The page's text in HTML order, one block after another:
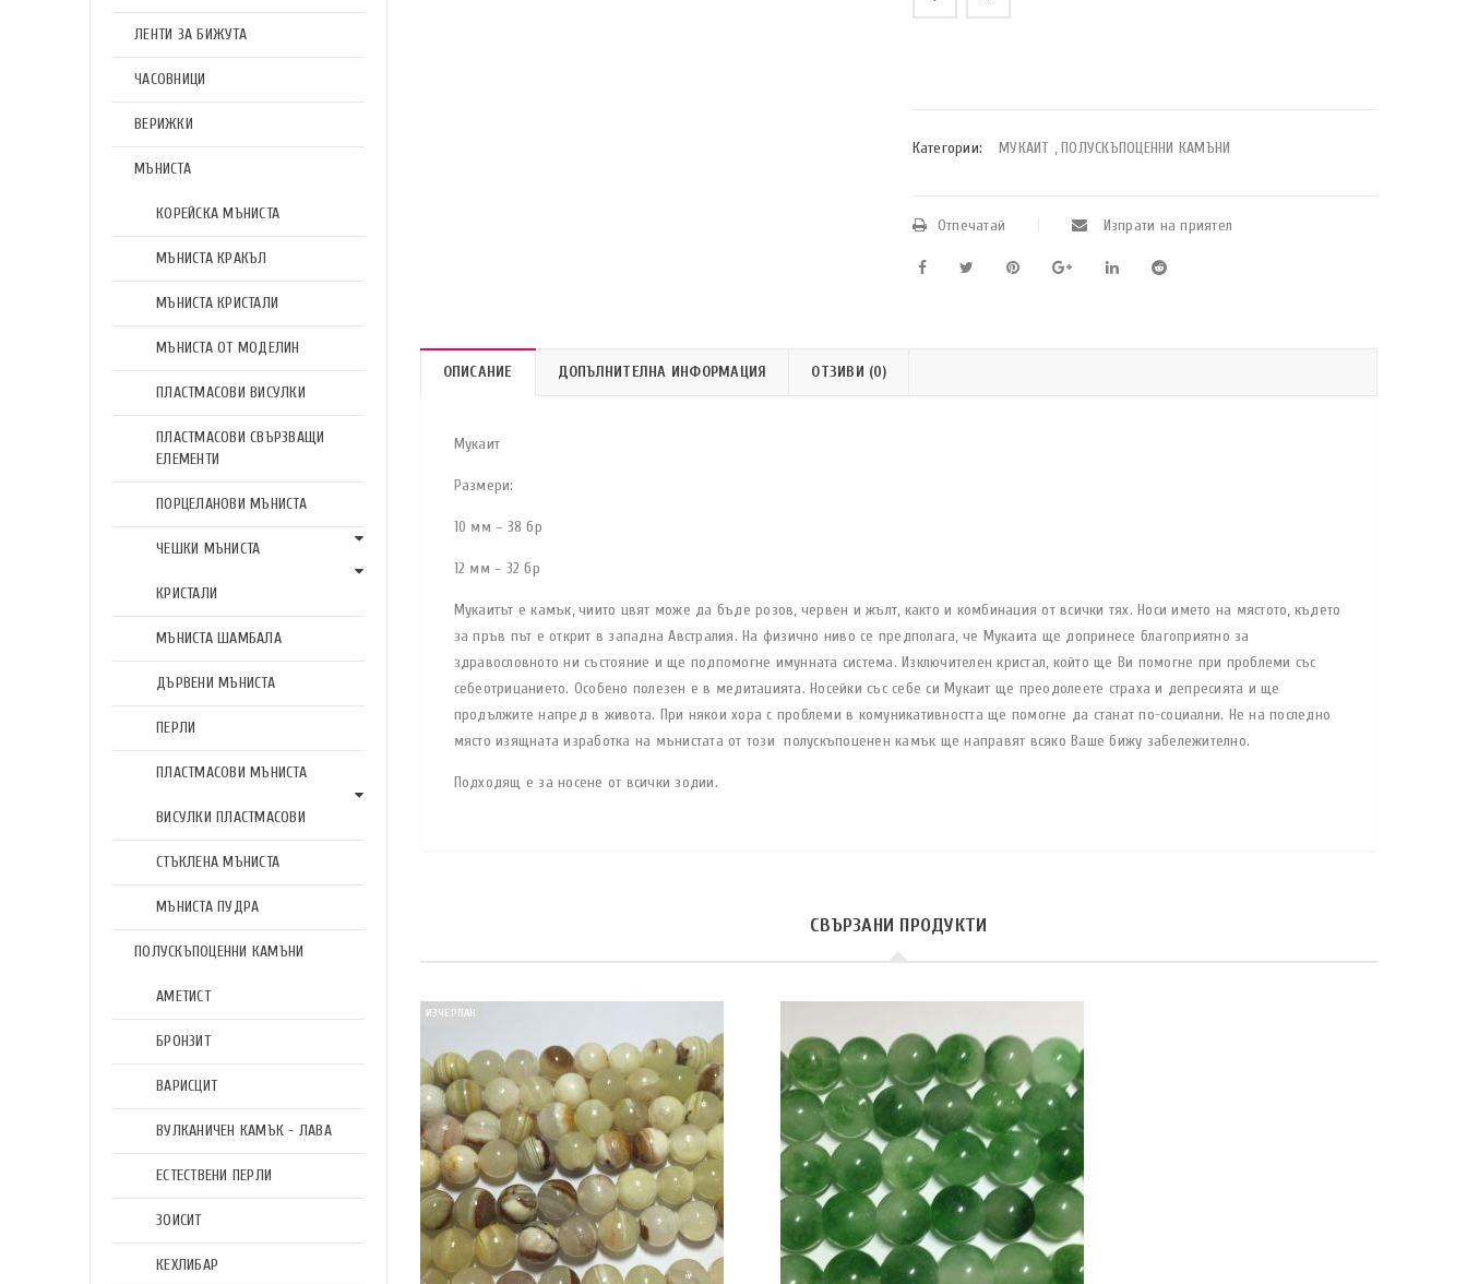
ЛЕНТИ ЗА БИЖУТА
ЧАСОВНИЦИ
ВЕРИЖКИ
МЪНИСТА
КОРЕЙСКА МЪНИСТА
МЪНИСТА КРАКЪЛ
МЪНИСТА КРИСТАЛИ
МЪНИСТА ОТ МОДЕЛИН
ПЛАСТМАСОВИ ВИСУЛКИ
ПЛАСТМАСОВИ СВЪРЗВАЩИ
ЕЛЕМЕНТИ
ПОРЦЕЛАНОВИ МЪНИСТА
ЧЕШКИ МЪНИСТА
КРИСТАЛИ
МЪНИСТА ШАМБАЛА
ДЪРВЕНИ МЪНИСТА
ПЕРЛИ
ПЛАСТМАСОВИ МЪНИСТА
ВИСУЛКИ ПЛАСТМАСОВИ
СТЪКЛЕНА МЪНИСТА
МЪНИСТА ПУДРА
ПОЛУСКЪПОЦЕННИ КАМЪНИ
АМЕТИСТ
БРОНЗИТ
ВАРИСЦИТ
ВУЛКАНИЧЕН КАМЪК - ЛАВА
ЕСТЕСТВЕНИ ПЕРЛИ
ЗОИСИТ
КЕХЛИБАР
Категории: МУКАИТ ,ПОЛУСКЪПОЦЕННИ КАМЪНИ
Отпечатай Изпрати на приятел
ОПИСАНИЕ ДОПЪЛНИТЕЛНА ИНФОРМАЦИЯ ОТЗИВИ (0)
Мукаит
Размери:
10 мм – 38 бр
12 мм – 32 бр
Мукаитът е камък, чиито цвят може да бъде розов, червен и жълт, както и комбинация от всички тях. Носи името на мястото, където
за пръв път е открит в западна Австралия. На физично ниво се предполага, че Мукаита ще допринесе благоприятно за
здравословното ни състояние и ще подпомогне имунната система. Изключителен кристал, който ще Ви помогне при проблеми със
себеотрицанието. Особено полезен е в медитацията. Носейки със себе си Мукаит ще преодолеете страха и депресията и ще
продължите напред в живота. При някои хора с проблеми в комуникативността ще помогне да станат по-социални. Не на последно
място изящната изработка на мънистата от този полускъпоценен камък ще направят всяко Ваше бижу забележително.
Подходящ е за носене от всички зодии.
СВЪРЗАНИ ПРОДУКТИ
ИЗЧЕРПАН